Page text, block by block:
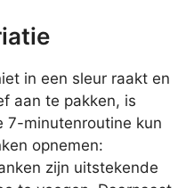
in een sleur raakt en
aan te pakken, is
7-minutenroutine kun
opnemen:
zijn uitstekende